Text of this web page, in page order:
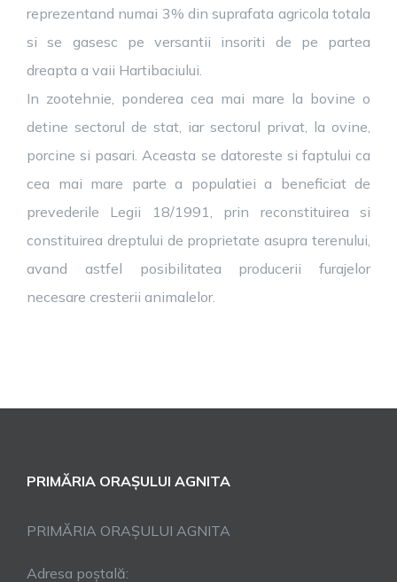
reprezentand numai 3% din suprafata agricola totala
si se gasesc pe versantii insoriti de pe partea
dreapta a vaii Hartibaciului.
In zootehnie, ponderea cea mai mare la bovine o
detine sectorul de stat, iar sectorul privat, la ovine,
porcine si pasari. Aceasta se datoreste si faptului ca
cea mai mare parte a populatiei a beneficiat de
prevederile Legii 18/1991, prin reconstituirea si
constituirea dreptului de proprietate asupra terenului,
avand astfel posibilitatea producerii furajelor
necesare cresterii animalelor.
PRIMĂRIA ORAȘULUI AGNITA
PRIMĂRIA ORAȘULUI AGNITA
Adresa poștală: